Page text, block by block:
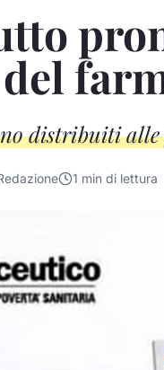
distribuiti
1 min di lettura